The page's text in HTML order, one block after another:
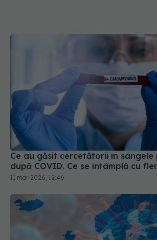
Ce au găsit cercetătorii în
după COVID. Ce se întâmplă cu
11 mar 2026, 12:46